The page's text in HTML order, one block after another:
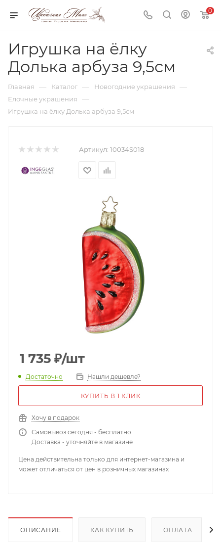
0
Игрушка на ёлку
Долька арбуза 9,5см
Главная — Каталог — Новогодние украшения —
Елочные украшения —
Игрушка на ёлку Долька арбуза 9,5см
Артикул: 10034S018
1 735 ₽/шт
Достаточно Нашли дешевле?
КУПИТЬ В 1 КЛИК
Хочу в подарок
Самовывоз сегодня - бесплатно
Доставка - уточняйте в магазине
Цена действительна только для интернет-магазина и
может отличаться от цен в розничных магазинах
ОПИСАНИЕ КАК КУПИТЬ ОПЛАТА